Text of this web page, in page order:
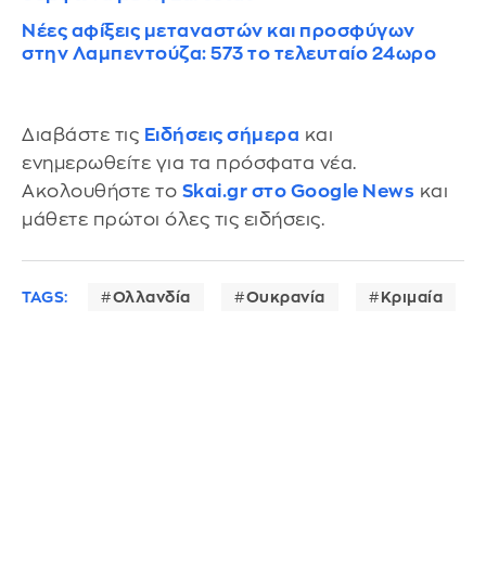
Νέες αφίξεις μεταναστών και προσφύγων
στην Λαμπεντούζα: 573 το τελευταίο 24ωρο
Διαβάστε τις Ειδήσεις σήμερα και
ενημερωθείτε για τα πρόσφατα νέα.
Ακολουθήστε το Skai.gr στο Google News και
μάθετε πρώτοι όλες τις ειδήσεις.
TAGS: Ολλανδία Ουκρανία Κριμαία